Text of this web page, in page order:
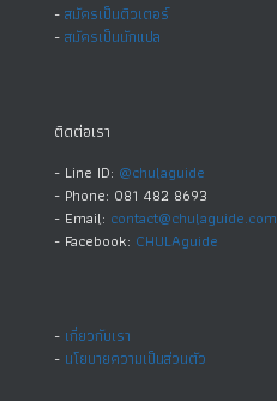
-สมัครเป็นติวเตอร์
-สมัครเป็นนักแปล
ติดต่อเรา
- Line ID: @chulaguide
- Phone: 081 482 8693
- Email: contact@chulaguide.com
- Facebook: CHULAguide
- เกี่ยวกับเรา
- นโยบายความเป็นส่วนตัว